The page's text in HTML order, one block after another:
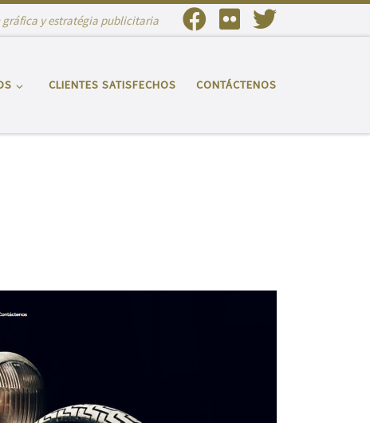
gráfica y estratégia publicitaria
CLIENTES SATISFECHOS CONTÁCTENOS